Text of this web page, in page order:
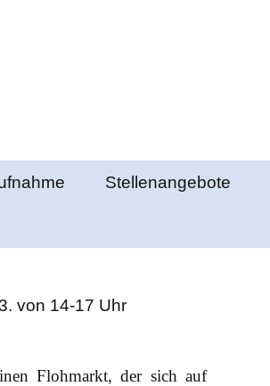
Stellenangebote
von 14-17 Uhr
Flohmarkt, der sich auf